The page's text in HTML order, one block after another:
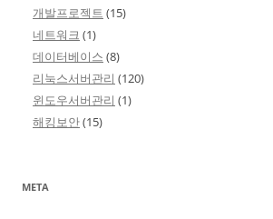
개발프로젝트 (15)
네트워크 (1)
데이터베이스 (8)
리눅스서버관리 (120)
윈도우서버관리 (1)
해킹보안(15)
META